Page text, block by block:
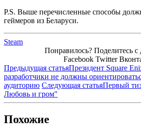
P.S. Выше перечисленные способы
геймеров из Беларуси.
Steam
Понравилось? Поделитесь с
Facebook Twitter
Предыдущая статьяПрезидент Square
разработчики не должны
аудиторию Следующая статьяПервый
Любовь и гром"
Похожие